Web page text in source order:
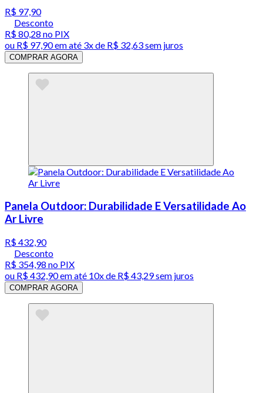
R$ 97,90
Desconto
R$ 80,28 no PIX
ou R$ 97,90em até 3x de R$ 32,63 sem juros
COMPRAR AGORA
Panela Outdoor: Durabilidade E Versatilidade Ao
Ar Livre
R$ 432,90
Desconto
R$ 354,98 no PIX
ou R$ 432,90em até 10x de R$ 43,29 sem juros
COMPRAR AGORA